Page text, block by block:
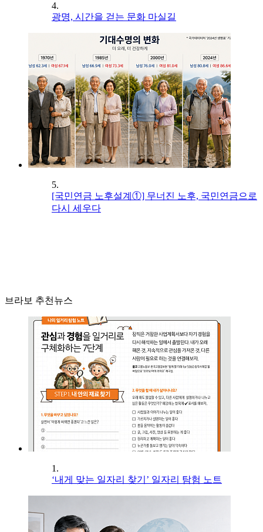
4.
광명, 시간을 걷는 문화 마실길
5.
[국민연금 노후설계①] 무너진 노후, 국민연금으로
다시 세우다
브라보 추천뉴스
1.
‘내게 맞는 일자리 찾기’ 일자리 탐험 노트